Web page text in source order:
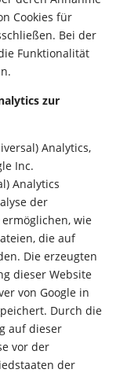
Cookies für
Bei der
Funktionalität
zur
Analytics,
Inc.
Analytics
der
wie
die auf
Die erzeugten
dieser Website
von Google in
Durch die
auf dieser
vor der
der